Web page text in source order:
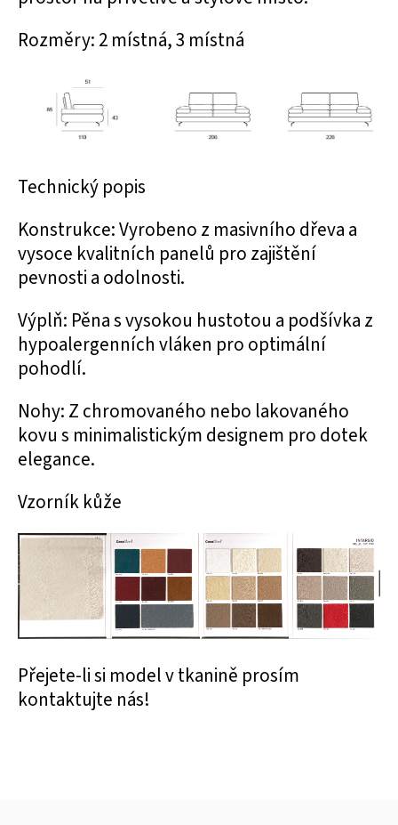
Rozměry: 2 místná, 3 místná
Technický popis
Konstrukce: Vyrobeno z masivního dřeva a
vysoce kvalitních panelů pro zajištění
pevnosti a odolnosti.
Výplň: Pěna s vysokou hustotou a podšívka z
hypoalergenních vláken pro optimální
pohodlí.
Nohy: Z chromovaného nebo lakovaného
kovu s minimalistickým designem pro dotek
elegance.
Vzorník kůže
Přejete-li si model v tkanině prosím
kontaktujte nás!